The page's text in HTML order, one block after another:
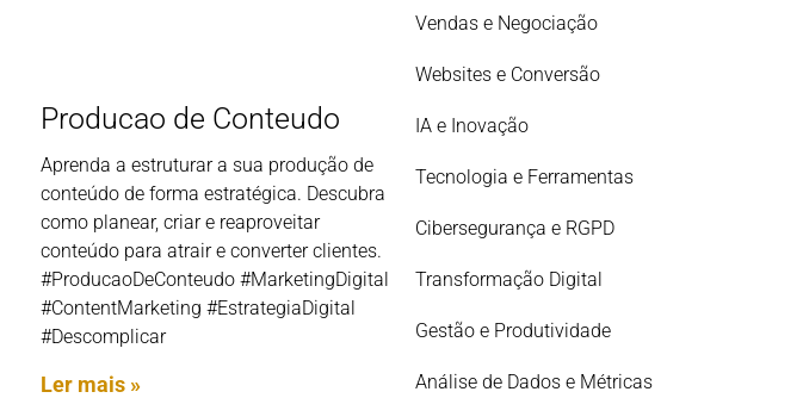
Producao de Conteudo
Aprenda a estruturar a sua produção de
conteúdo de forma estratégica. Descubra
como planear, criar e reaproveitar
conteúdo para atrair e converter clientes.
#ProducaoDeConteudo #MarketingDigital
#ContentMarketing #EstrategiaDigital
#Descomplicar
Ler mais »
Vendas e Negociação
Websites e Conversão
IA e Inovação
Tecnologia e Ferramentas
Cibersegurança e RGPD
Transformação Digital
Gestão e Produtividade
Análise de Dados e Métricas